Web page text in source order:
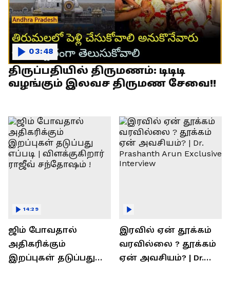
திருப்பதியில் திருமணம்: டிடிடி
வழங்கும் இலவச திருமண சேவை!!
03:48
ஜிம் போவதால்
அதிகரிக்கும்
இறப்புகள் தடுப்பது
14:29
இரவில் ஏன் தூக்கம்
வரவில்லை ? தூக்கம்
ஏன் அவசியம்? | Dr.